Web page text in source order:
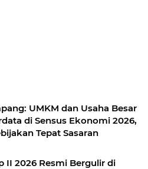
UMKM dan Usaha Besar
di Sensus Ekonomi 2026,
Tepat Sasaran
II 2026 Resmi Bergulir di